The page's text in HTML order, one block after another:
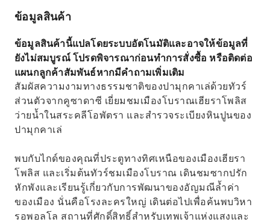
ขึ้นชื่อเรื่องน้ำที่ช่วยฟื้นฟูร่างกาย
ข้อมูลสินค้า
ข้อมูลสินค้านี้แปลโดยระบบอัตโนมัติและอาจให้ข้อมูลที่
ยังไม่สมบูรณ์ โปรดพิจารณาก่อนทำการสั่งซื้อ หรือติดต่อ
แผนกลูกค้าสัมพันธ์หากมีคำถามเพิ่มเติม
สัมผัสความงามทางธรรมชาติของปามุกคาเล่ด้วยทัวร์
ส่วนตัวจากคูซาดาซี เยี่ยมชมเมืองโบราณเฮียราโพลิส
ว่ายน้ำในสระคลีโอพัตรา และสำรวจระเบียงหินปูนของ
ปามุกคาเล่
พบกับไกด์ของคุณที่ประตูทางทิศเหนือของเมืองเฮียรา
โพลิส และเริ่มต้นทัวร์ชมเมืองโบราณ เดินชมซากปรัก
หักพังและเรียนรู้เกี่ยวกับการพัฒนาของอัญมณีล้ำค่า
ของเมือง นั่นคือโรงละครใหญ่ เดินต่อไปเพื่อค้นพบวิหา
รอพอลโล สถานที่ศักดิ์สิทธิ์สำหรับเทพเจ้าแห่งแสงและ